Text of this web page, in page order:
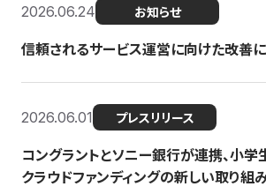
2026.06.24 お知らせ
信頼されるサービス運営に向けた改善
2026.06.01 プレスリリース
コングラントとソニー銀行が連携、小
クラウドファンディングの新しい取り組